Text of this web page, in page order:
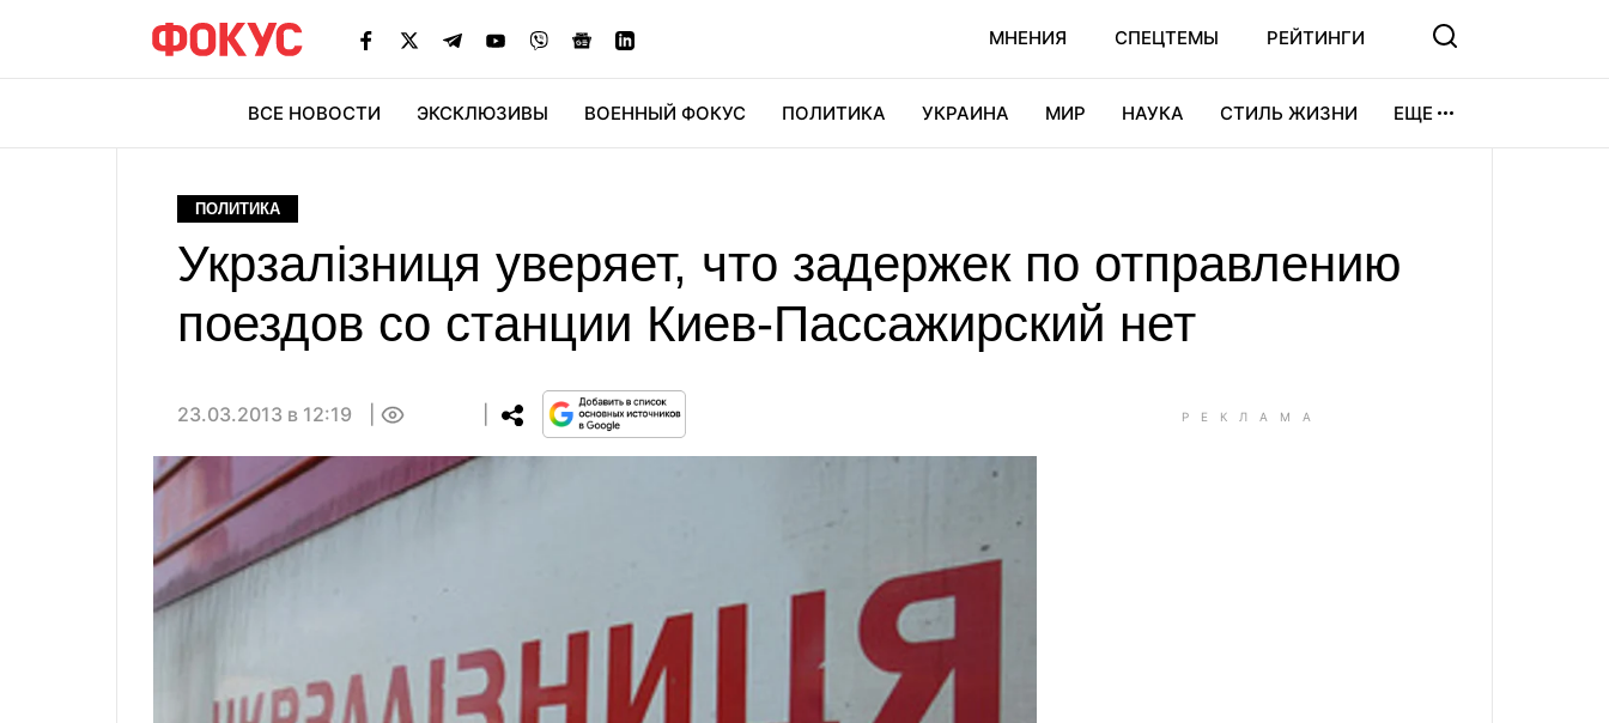
МНЕНИЯ СПЕЦТЕМЫ РЕЙТИНГИ
ВСЕ НОВОСТИ ЭКСКЛЮЗИВЫ ВОЕННЫЙ ФОКУС ПОЛИТИКА УКРАИНА МИР НАУКА СТИЛЬ ЖИЗНИ ЕЩЕ
ПОЛИТИКА
Укрзалізниця уверяет, что задержек по отправлению
поездов со станции Киев-Пассажирский нет
23.03.2013 в 12:19